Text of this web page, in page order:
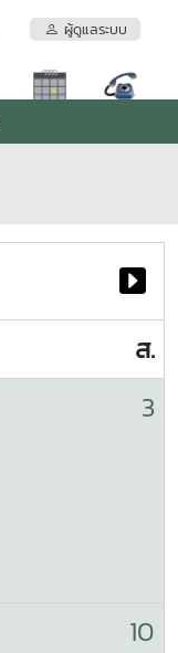
ผู้ดูแลระบบ
ส.
3
10